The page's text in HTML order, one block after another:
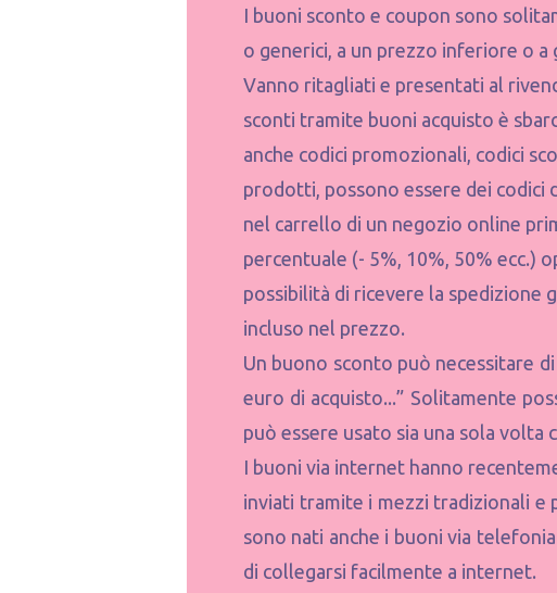
I buoni sconto e coupon sono
o generici, a un prezzo inferiore o
Vanno ritagliati e presentati al
sconti tramite buoni acquisto è
anche codici promozionali, codici
prodotti, possono essere dei codici
nel carrello di un negozio online
percentuale (- 5%, 10%, 50% ecc.)
possibilità di ricevere la
incluso nel prezzo.
Un buono sconto può necessitare
euro di acquisto...” Solitamente
può essere usato sia una sola
I buoni via internet hanno
inviati tramite i mezzi tradizionali e
sono nati anche i buoni via
di collegarsi facilmente a internet.